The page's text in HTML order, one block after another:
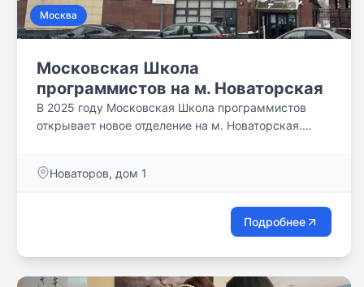
Москва
Московская Школа
программистов на м. Новаторская
В 2025 году Московская Школа программистов
открывает новое отделение на м. Новаторская.
профессий.
Новаторов, дом 1
Подробнее